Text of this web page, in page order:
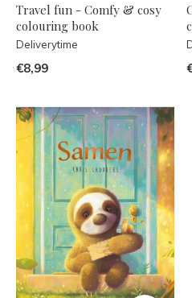
Travel fun - Comfy & cosy
colouring book
Deliverytime
€8,99